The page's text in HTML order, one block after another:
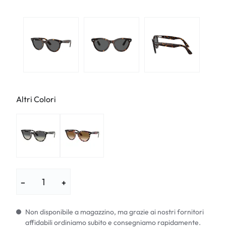
Altri Colori
− +
Non disponibile a magazzino, ma grazie ai nostri fornitori
affidabili ordiniamo subito e consegniamo rapidamente.